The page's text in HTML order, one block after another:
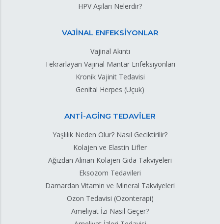
HPV Aşıları Nelerdir?
VAJİNAL ENFEKSİYONLAR
Vajinal Akıntı
Tekrarlayan Vajinal Mantar Enfeksiyonları
Kronik Vajinit Tedavisi
Genital Herpes (Uçuk)
ANTİ-AGİNG TEDAVİLER
Yaşlılık Neden Olur? Nasıl Geciktirilir?
Kolajen ve Elastin Lifler
Ağızdan Alınan Kolajen Gıda Takviyeleri
Eksozom Tedavileri
Damardan Vitamin ve Mineral Takviyeleri
Ozon Tedavisi (Ozonterapi)
Ameliyat İzi Nasıl Geçer?